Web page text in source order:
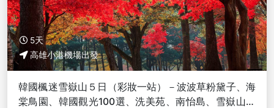
5天
高雄小港機場出發
韓國楓迷雪嶽山５日（彩妝一站）－波波草粉黛子、海
棠鳥園、韓國觀光100選、洗美苑、南怡島、雪嶽山、